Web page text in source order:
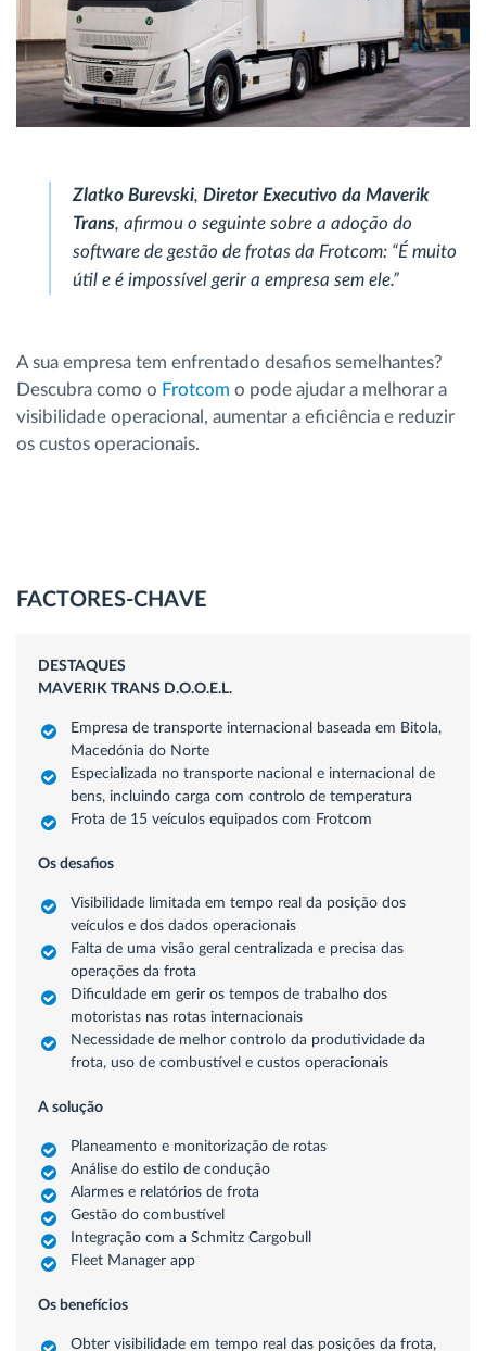
Zlatko Burevski, Diretor Executivo da Maverik
Trans, afirmou o seguinte sobre a adoção do
software de gestão de frotas da Frotcom: “É muito
útil e é impossível gerir a empresa sem ele.”
A sua empresa tem enfrentado desafios semelhantes?
Descubra como o Frotcom o pode ajudar a melhorar a
visibilidade operacional, aumentar a eficiência e reduzir
os custos operacionais.
FACTORES-CHAVE
DESTAQUES
MAVERIK TRANS D.O.O.E.L.
Empresa de transporte internacional baseada em Bitola,
Macedónia do Norte
Especializada no transporte nacional e internacional de
bens, incluindo carga com controlo de temperatura
Frota de 15 veículos equipados com Frotcom
Os desafios
Visibilidade limitada em tempo real da posição dos
veículos e dos dados operacionais
Falta de uma visão geral centralizada e precisa das
operações da frota
Dificuldade em gerir os tempos de trabalho dos
motoristas nas rotas internacionais
Necessidade de melhor controlo da produtividade da
frota, uso de combustível e custos operacionais
A solução
Planeamento e monitorização de rotas
Análise do estilo de condução
Alarmes e relatórios de frota
Gestão do combustível
Integração com a Schmitz Cargobull
Fleet Manager app
Os benefícios
Obter visibilidade em tempo real das posições da frota,